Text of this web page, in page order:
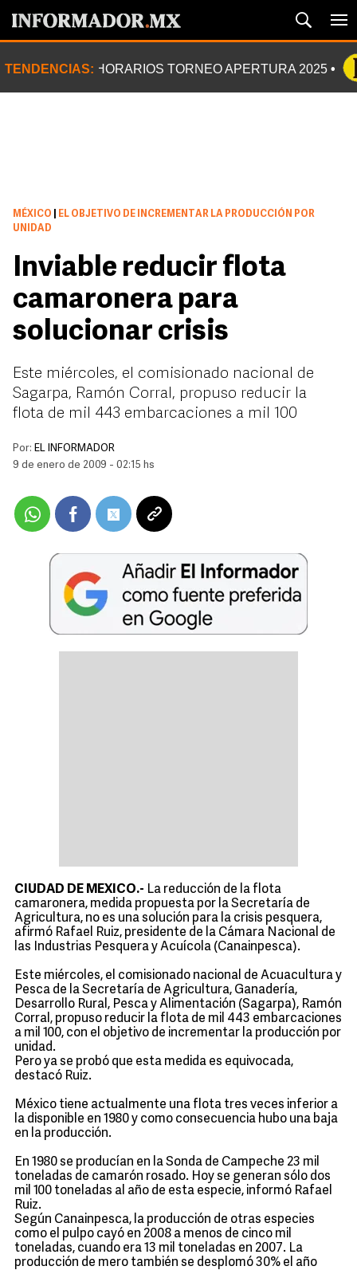
TENDENCIAS: HORARIOS TORNEO APERTURA 2025
MÉXICO
EL OBJETIVO DE INCREMENTAR LA PRODUCCIÓN POR
UNIDAD
Inviable reducir flota
camaronera para
solucionar crisis
Este miércoles, el comisionado nacional de
Sagarpa, Ramón Corral, propuso reducir la
flota de mil 443 embarcaciones a mil 100
Por: EL INFORMADOR
9 de enero de 2009 - 02:15 hs
CIUDAD DE MEXICO.- La reducción de la flota
camaronera, medida propuesta por la Secretaría de
Agricultura, no es una solución para la crisis pesquera,
afirmó Rafael Ruiz, presidente de la Cámara Nacional de
las Industrias Pesquera y Acuícola (Canainpesca).
Este miércoles, el comisionado nacional de Acuacultura y
Pesca de la Secretaría de Agricultura, Ganadería,
Desarrollo Rural, Pesca y Alimentación (Sagarpa), Ramón
Corral, propuso reducir la flota de mil 443 embarcaciones
a mil 100, con el objetivo de incrementar la producción por
unidad.
Pero ya se probó que esta medida es equivocada,
destacó Ruiz.
México tiene actualmente una flota tres veces inferior a
la disponible en 1980 y como consecuencia hubo una baja
en la producción.
En 1980 se producían en la Sonda de Campeche 23 mil
toneladas de camarón rosado. Hoy se generan sólo dos
mil 100 toneladas al año de esta especie, informó Rafael
Ruiz.
Según Canainpesca, la producción de otras especies
como el pulpo cayó en 2008 a menos de cinco mil
toneladas, cuando era 13 mil toneladas en 2007. La
producción de mero también se desplomó 30% el año